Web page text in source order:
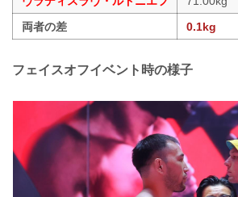
両者の差
0.1kg
フェイスオフイベント時の様子